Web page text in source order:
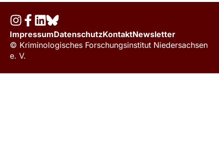
ImpressumDatenschutzKontaktNewsletter
© Kriminologisches Forschungsinstitut Niedersachsen
e. V.